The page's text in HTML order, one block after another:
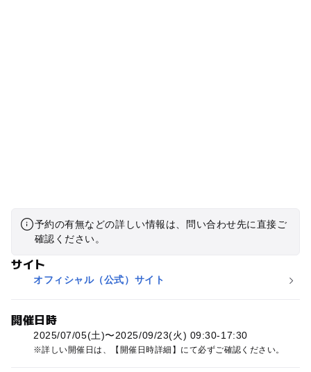
予約の有無などの詳しい情報は、問い合わせ先に直接ご
確認ください。
サイト
オフィシャル（公式）サイト
開催日時
2025/07/05(土)〜2025/09/23(火) 09:30-17:30
詳しい開催日は、【開催日時詳細】にて必ずご確認ください。